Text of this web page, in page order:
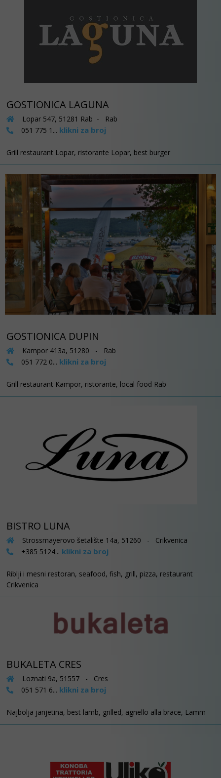
GOSTIONICA LAGUNA
Lopar 547, 51281 Rab - Rab
051 775 1... klikni za broj
Grill restaurant Lopar, ristorante Lopar, best burger
GOSTIONICA DUPIN
Kampor 413a, 51280 - Rab
051 772 0... klikni za broj
Grill restaurant Kampor, ristorante, local food Rab
BISTRO LUNA
Strossmayerovo šetalište 14a, 51260 - Crikvenica
+385 5124... klikni za broj
Riblji i mesni restoran, seafood, fish, grill, pizza, restaurant
Crikvenica
BUKALETA CRES
Loznati 9a, 51557 - Cres
051 571 6... klikni za broj
Najbolja janjetina, best lamb, grilled, agnello alla brace, Lamm